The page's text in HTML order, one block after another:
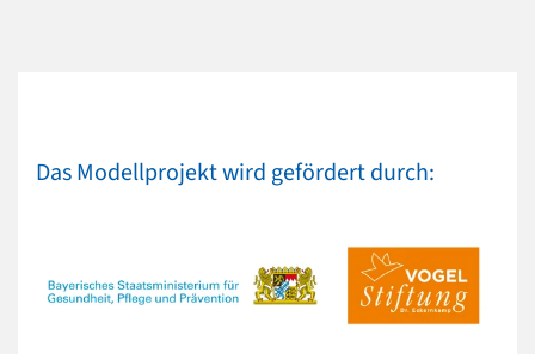
Das Modellprojekt wird gefördert durch: